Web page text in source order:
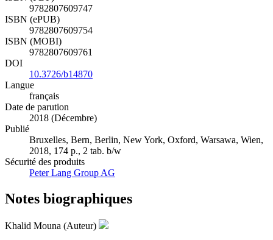
9782807609747
ISBN (ePUB)
9782807609754
ISBN (MOBI)
9782807609761
DOI
10.3726/b14870
Langue
français
Date de parution
2018 (Décembre)
Publié
Bruxelles, Bern, Berlin, New York, Oxford, Warsawa, Wien,
2018, 174 p., 2 tab. b/w
Sécurité des produits
Peter Lang Group AG
Notes biographiques
Khalid Mouna (Auteur)